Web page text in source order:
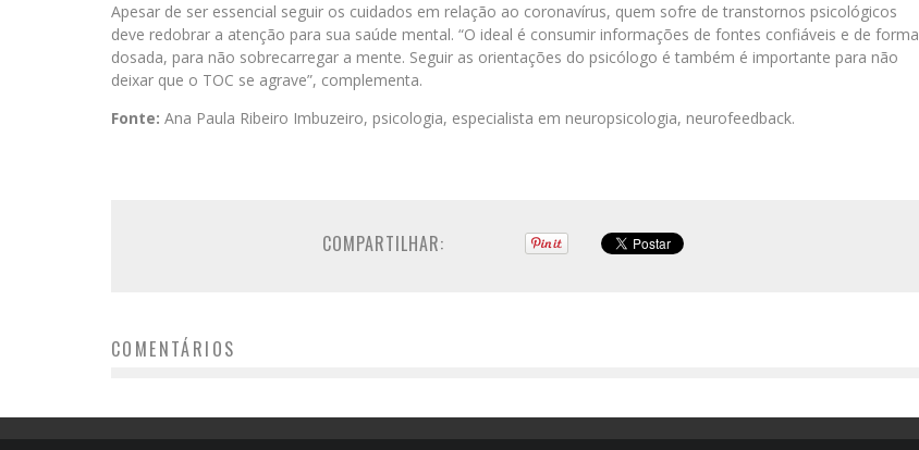
Apesar de ser essencial seguir os cuidados em relação ao coronavírus, quem sofre de transtornos psicológicos
deve redobrar a atenção para sua saúde mental. “O ideal é consumir informações de fontes confiáveis e de forma
dosada, para não sobrecarregar a mente. Seguir as orientações do psicólogo é também é importante para não
deixar que o TOC se agrave”, complementa.
Fonte: Ana Paula Ribeiro Imbuzeiro, psicologia, especialista em neuropsicologia, neurofeedback.
COMPARTILHAR:
COMENTÁRIOS